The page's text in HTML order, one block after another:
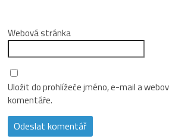
Webová stránka
Uložit do prohlížeče jméno, e-mail a
komentáře.